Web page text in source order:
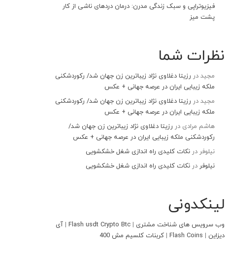
فیزیوتراپی و سبک زندگی مدرن: درمان دردهای ناشی از کار
پشت میز
نظرات شما
مجیددر رزیتا دغلاوی نژاد زیباترین زن جهان شد/ رکوردشکنی
ملکه زیبایی ایران در عرصه جهانی + عکس
مجیددر رزیتا دغلاوی نژاد زیباترین زن جهان شد/ رکوردشکنی
ملکه زیبایی ایران در عرصه جهانی + عکس
هاشم مرادی در رزیتا دغلاوی نژاد زیباترین زن جهان شد/
رکوردشکنی ملکه زیبایی ایران در عرصه جهانی + عکس
نیلوفر در نکات کلیدی راه اندازی شغل خشکشویی
نیلوفر در نکات کلیدی راه اندازی شغل خشکشویی
لینکدونی
وب سرویس های شناخت مشتری |
Flash usdt Crypto Btc
| آی
دیزاین|
Flash Coins
| کربنات کلسیم مش 400